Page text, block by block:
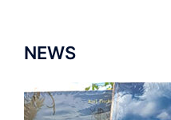
NEWS